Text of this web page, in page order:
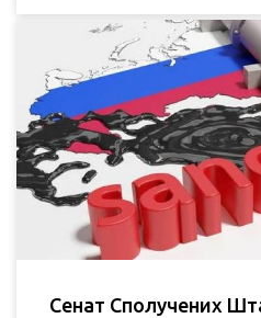
Сенат Сполучених